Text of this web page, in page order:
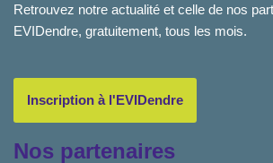
Retrouvez notre actualité et celle de nos
EVIDendre, gratuitement, tous les mois.
Inscription à l'EVIDendre
Nos partenaires